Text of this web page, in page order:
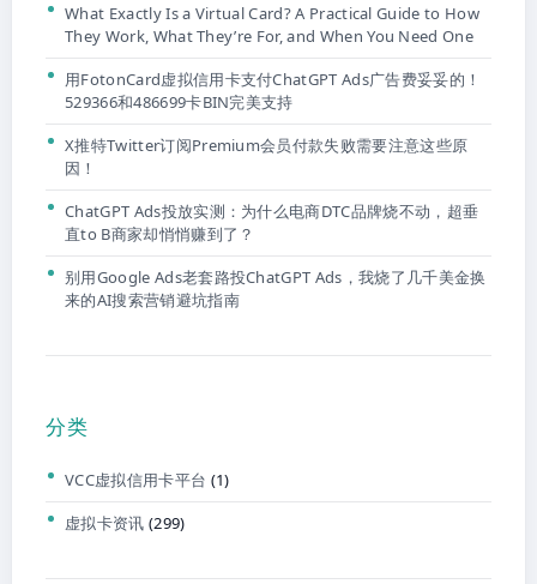
What Exactly Is a Virtual Card? A Practical Guide to How
They Work, What They’re For, and When You Need One
用FotonCard虚拟信用卡支付ChatGPT Ads广告费妥妥的！
529366和486699卡BIN完美支持
X推特Twitter订阅Premium会员付款失败需要注意这些原
因！
ChatGPT Ads投放实测：为什么电商DTC品牌烧不动，超垂
直to B商家却悄悄赚到了？
别用Google Ads老套路投ChatGPT Ads，我烧了几千美金换
来的AI搜索营销避坑指南
分类
VCC虚拟信用卡平台 (1)
虚拟卡资讯 (299)